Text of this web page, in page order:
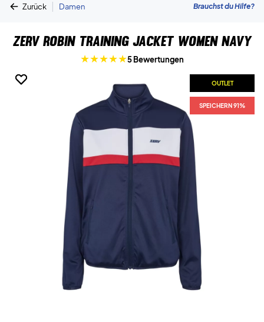
Zurück | Damen Brauchst du Hilfe?
ZERV Robin Training Jacket Women Navy
5 Bewertungen
OUTLET
SPEICHERN 91%
OUTLET
SPEICHERN 91%